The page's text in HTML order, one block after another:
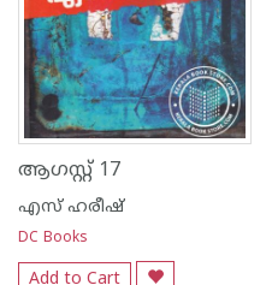
ആഗസ്റ്റ് 17
എസ് ഹരീഷ്
DC Books
Add to Cart